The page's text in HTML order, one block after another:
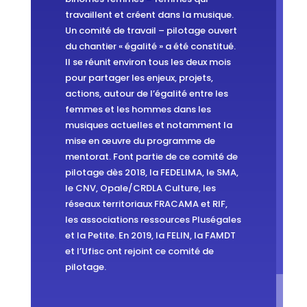
travaillent et créent dans la musique.
Un comité de travail – pilotage ouvert
du chantier « égalité » a été constitué.
Il se réunit environ tous les deux mois
pour partager les enjeux, projets,
actions, autour de l’égalité entre les
femmes et les hommes dans les
musiques actuelles et notamment la
mise en œuvre du programme de
mentorat. Font partie de ce comité de
pilotage dès 2018, la FEDELIMA, le SMA,
le CNV, Opale/CRDLA Culture, les
réseaux territoriaux FRACAMA et RIF,
les associations ressources Pluségales
et la Petite. En 2019, la FELIN, la FAMDT
et l’Ufisc ont rejoint ce comité de
pilotage.
également les musiciennes. Il
accompagnera des
professionnelles des musiques à
sortir de l’isolement, à prendre
conscience que les freins auxquels
elles sont confrontées ne sont pas
individuels, mais qu’ils concernent
la majorité des femmes.